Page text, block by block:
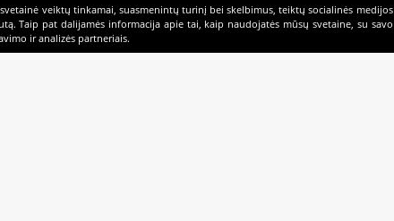
veiktų tinkamai, suasmenintų turinį bei skelbimus, teiktų socialinės medijos
Taip pat dalijamės informacija apie tai, kaip naudojatės mūsų svetaine, su savo
ir analizės partneriais.